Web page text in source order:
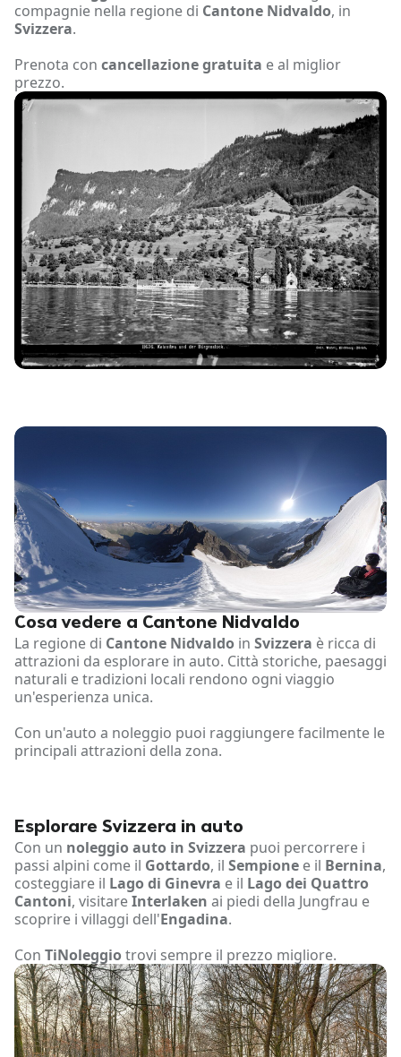
compagnie nella regione di Cantone Nidvaldo, in
Svizzera.
Prenota con cancellazione gratuita e al miglior
prezzo.
Cosa vedere a Cantone Nidvaldo
La regione di Cantone Nidvaldo in Svizzera è ricca di
attrazioni da esplorare in auto. Città storiche, paesaggi
naturali e tradizioni locali rendono ogni viaggio
un'esperienza unica.
Con un'auto a noleggio puoi raggiungere facilmente le
principali attrazioni della zona.
Esplorare Svizzera in auto
Con un noleggio auto in Svizzera puoi percorrere i
passi alpini come il Gottardo, il Sempione e il Bernina,
costeggiare il Lago di Ginevra e il Lago dei Quattro
Cantoni, visitareInterlaken ai piedi della Jungfrau e
scoprire i villaggi dell'Engadina.
Con TiNoleggiotrovi sempre il prezzo migliore.